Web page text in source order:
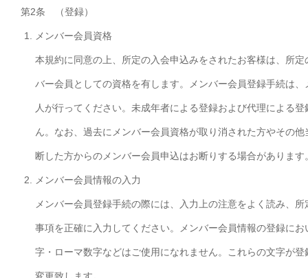
第2条 （登録）
メンバー会員資格
本規約に同意の上、所定の入会申込みをされたお客様は、所
バー会員としての資格を有します。メンバー会員登録手続は
人が行ってください。未成年者による登録および代理による
ん。なお、過去にメンバー会員資格が取り消された方やその
断した方からのメンバー会員申込はお断りする場合があります
メンバー会員情報の入力
メンバー会員登録手続の際には、入力上の注意をよく読み、
事項を正確に入力してください。メンバー会員情報の登録に
字・ローマ数字などはご使用になれません。これらの文字が